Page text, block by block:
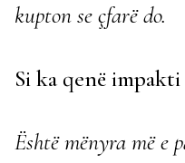
kupton se çfarë do.
Si ka qenë
Është mënyra më e